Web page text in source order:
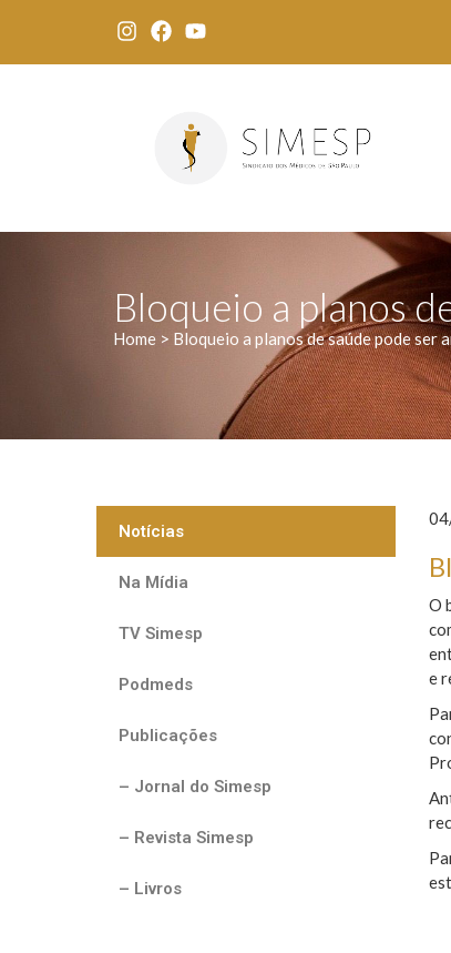
Bloqueio a planos
Home > Bloqueio a planos de saúde pode ser
Notícias
Na Mídia
TV Simesp
Podmeds
Publicações
– Jornal do Simesp
– Revista Simesp
– Livros
O
e